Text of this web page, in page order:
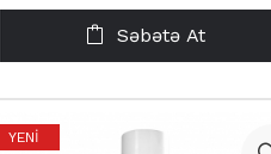
Səbətə At
YENI